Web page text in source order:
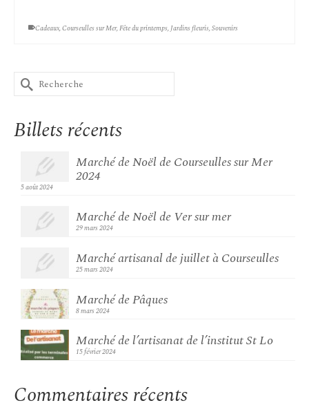
Cadeaux,Courseulles sur Mer,Fête du printemps,Jardins fleuris,Souvenirs
Rechercher :
Billets récents
Marché de Noël de Courseulles sur Mer
2024
5 août 2024
Marché de Noël de Ver sur mer
29 mars 2024
Marché artisanal de juillet à Courseulles
25 mars 2024
Marché de Pâques
8 mars 2024
Marché de l’artisanat de l’institut St Lo
15 février 2024
Commentaires récents